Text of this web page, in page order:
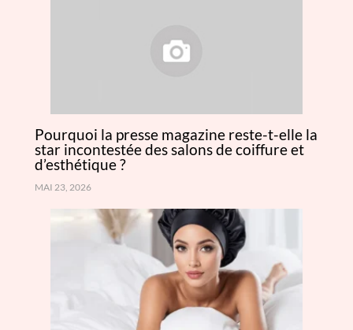
Pourquoi la presse magazine reste-t-elle la
star incontestée des salons de coiffure et
d’esthétique ?
MAI 23, 2026